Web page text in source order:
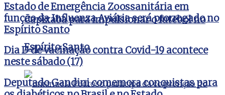
Capixaba para impulsionar o futebol no
Espírito Santo
Estado de Emergência Zoossanitária em
função da Influenza Aviária será prorrogado no
Espírito Santo
Dia D de vacinação contra Covid-19 acontece
neste sábado (17)
Deputado Gandini comemora conquistas para